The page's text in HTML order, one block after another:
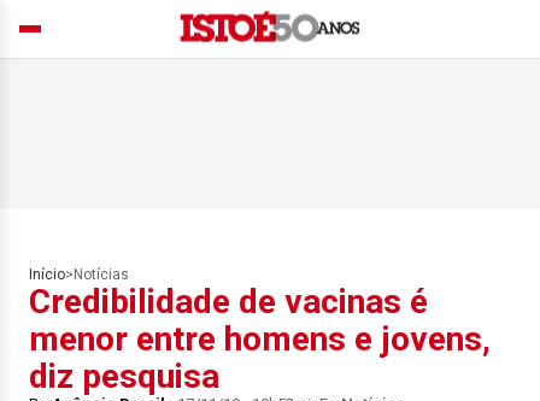
Início> Notícias
Credibilidade de vacinas é
menor entre homens e jovens,
diz pesquisa